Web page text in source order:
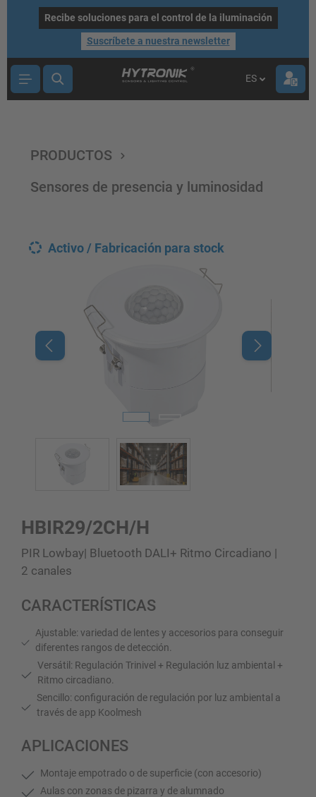
principal
Recibe soluciones para el control de la iluminación
Suscríbete a nuestra newsletter
ES
PRODUCTOS
Sensores de presencia y luminosidad
Activo / Fabricación para stock
HBIR29/2CH/H
PIR Lowbay| Bluetooth DALI+ Ritmo Circadiano |
2 canales
CARACTERÍSTICAS
Ajustable: variedad de lentes y accesorios para conseguir
diferentes rangos de detección.
Versátil: Regulación Trinivel + Regulación luz ambiental +
Ritmo circadiano.
Sencillo: configuración de regulación por luz ambiental a
través de app Koolmesh
APLICACIONES
Montaje empotrado o de superficie (con accesorio)
Aulas con zonas de pizarra y de alumnado